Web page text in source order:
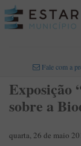
Fale com a
sobre a
quarta, 26 de maio